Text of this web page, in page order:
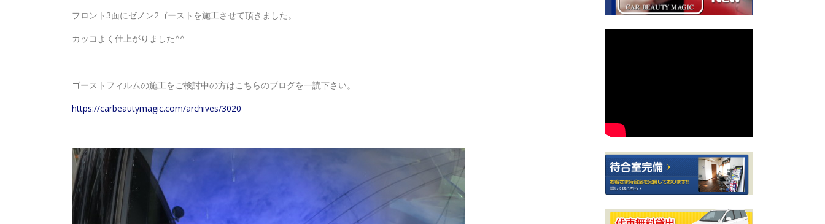
フロント3面にゼノン2ゴーストを施工させて頂きました。
カッコよく仕上がりました^^
ゴーストフィルムの施工をご検討中の方はこちらのブログを一読下さい。
https://carbeautymagic.com/archives/3020